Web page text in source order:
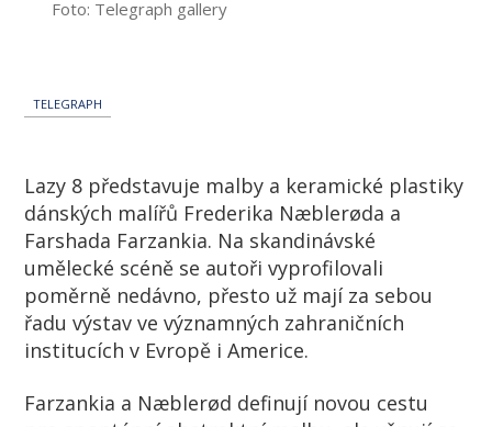
Foto: Telegraph gallery
TELEGRAPH
Lazy 8 představuje malby a keramické plastiky
dánských malířů Frederika Næblerøda a
Farshada Farzankia. Na skandinávské
umělecké scéně se autoři vyprofilovali
poměrně nedávno, přesto už mají za sebou
řadu výstav ve významných zahraničních
institucích v Evropě i Americe.
Farzankia a Næblerød definují novou cestu